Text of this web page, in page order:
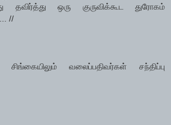
தவிர்த்து ஒரு குருவிக்கூட துரோகம்
//
வலைப்பதிவர்கள் சந்திப்பு